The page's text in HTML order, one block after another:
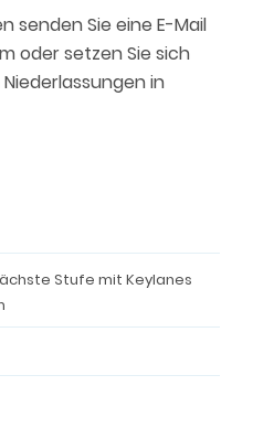
senden Sie eine E-Mail
oder setzen Sie sich
in
Stufe mit Keylanes